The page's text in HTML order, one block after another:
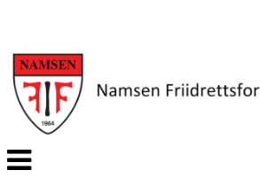
Veksle
navigasjon